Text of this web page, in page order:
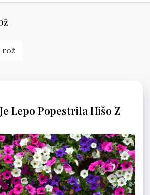
rož
Lepo Popestrila Hišo Z